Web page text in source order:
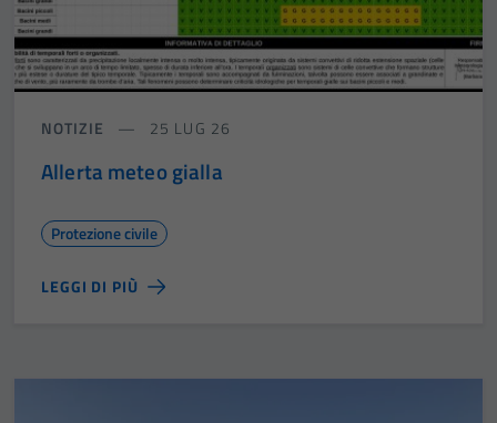
NOTIZIE 25 LUG 26
Allerta meteo gialla
Protezione civile
LEGGI DI PIÙ